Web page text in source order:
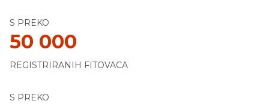
S PREKO
50 000
REGISTRIRANIH FITOVACA
S PREKO